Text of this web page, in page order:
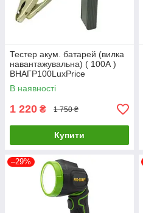
Тестер акум. батарей (вилка
навантажувальна) ( 100А )
ВНАГР100LuxPrice
В наявності
1 220 ₴ 1 750 ₴
Купити
–29%